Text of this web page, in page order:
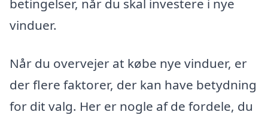
betingelser, når du skal investere i nye
vinduer.
Når du overvejer at købe nye vinduer, er
der flere faktorer, der kan have betydning
for dit valg. Her er nogle af de fordele, du